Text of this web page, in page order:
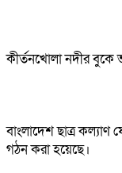
কীর্তনখোলা নদীর বুকে
বাংলাদেশ ছাত্র
গঠন করা হয়েছে।